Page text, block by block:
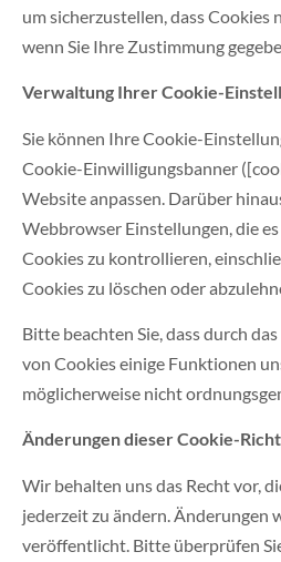
um sicherzustellen, dass Cookies
wenn Sie Ihre Zustimmung
Verwaltung Ihrer Cookie-
Sie können Ihre Cookie-
Cookie-Einwilligungsbanner
Website anpassen. Darüber
Webbrowser Einstellungen, die
Cookies zu kontrollieren,
Cookies zu löschen oder
Bitte beachten Sie, dass durch
von Cookies einige Funktionen
möglicherweise nicht
Änderungen dieser Cookie-
Wir behalten uns das Recht vor,
jederzeit zu ändern. Änderungen
veröffentlicht. Bitte überprüfen